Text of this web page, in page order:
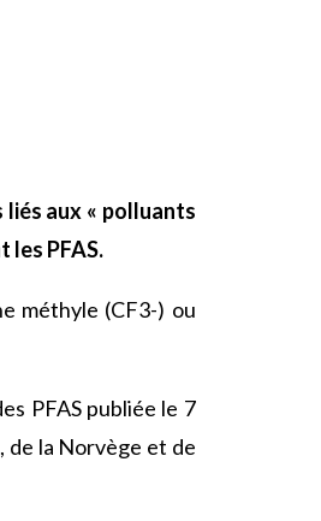
aux « polluants
les PFAS.
méthyle (CF3-) ou
PFAS publiée le 7
de la Norvège et de